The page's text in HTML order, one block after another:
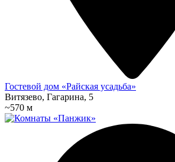
Гостевой дом «Райская усадьба»
Витязево, Гагарина, 5
~570 м